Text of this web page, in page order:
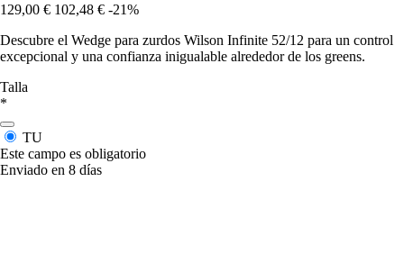
129,00 € 102,48 € -21%
Descubre el Wedge para zurdos Wilson Infinite 52/12 para un control
excepcional y una confianza inigualable alrededor de los greens.
Talla
*
TU
Este campo es obligatorio
Enviado en 8 días